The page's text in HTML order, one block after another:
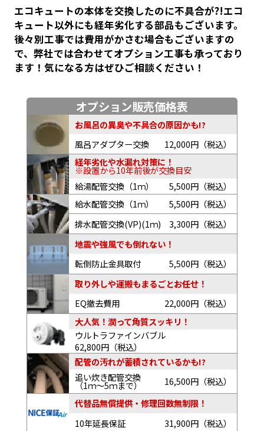
エコキュートの本体を交換したのに不具合が?!エコ
キュート以外にも経年劣化する部品もございます。
後々別工事では費用がかさむ場合もございますの
で、弊社では合わせてオプション工事も承っており
ます！気になる方はぜひご相談ください！
オプション販売価格表
お風呂の異臭や不具合の原因かも!?
風呂アダプター交換
12,000円（税込）
経年劣化や水漏れ対策に！
※設置から10年前後が交換目安
給湯配管交換（1ｍ）
5,500円（税込）
給水配管交換（1ｍ）
5,500円（税込）
排水配管交換(VP)(1ｍ)
3,300円（税込）
地震や強風でも倒れない！
転倒防止金具取付
5,500円（税込）
取り外しや運搬もまるごとお任せ！
EQ撤去費用
22,000円（税込）
大人気！潤って角質スッキリ！
ウルトラファインバブル
62,800円（税込）
配管の汚れが蓄積されているかも!?
追い炊き配管交換
（1ｍ～5ｍまで）
16,500円（税込）
代替品無償提供・修理回数無制限！
10年延長保証
31,900円（税込）